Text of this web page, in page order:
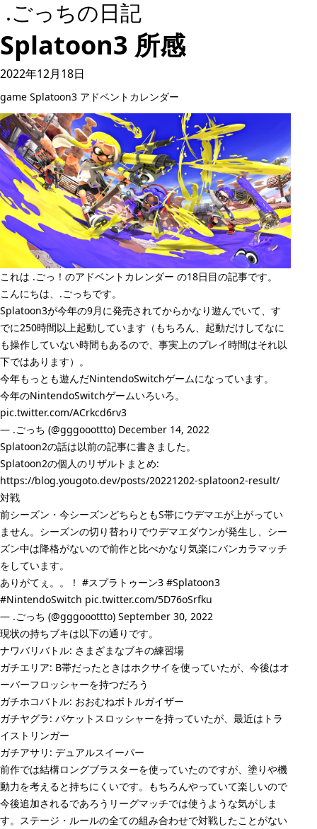
.ごっちの日記
Splatoon3 所感
2022年12月18日
game Splatoon3 アドベントカレンダー
これは .ごっ！のアドベントカレンダー の18日目の記事です。
こんにちは、.ごっちです。
Splatoon3が今年の9月に発売されてからかなり遊んでいて、す
でに250時間以上起動しています（もちろん、起動だけしてなに
も操作していない時間もあるので、事実上のプレイ時間はそれ以
下ではあります）。
今年もっとも遊んだNintendoSwitchゲームになっています。
今年のNintendoSwitchゲームいろいろ。
pic.twitter.com/ACrkcd6rv3
— .ごっち (@gggooottto) December 14, 2022
Splatoon2の話は以前の記事に書きました。
Splatoon2の個人のリザルトまとめ:
https://blog.yougoto.dev/posts/20221202-splatoon2-result/
対戦
前シーズン・今シーズンどちらともS帯にウデマエが上がってい
ません。シーズンの切り替わりでウデマエダウンが発生し、シー
ズン中は降格がないので前作と比べかなり気楽にバンカラマッチ
をしています。
ありがてぇ。。！ #スプラトゥーン3 #Splatoon3
#NintendoSwitch pic.twitter.com/5D76oSrfku
— .ごっち (@gggooottto) September 30, 2022
現状の持ちブキは以下の通りです。
ナワバリバトル: さまざまなブキの練習場
ガチエリア: B帯だったときはホクサイを使っていたが、今後はオ
ーバーフロッシャーを持つだろう
ガチホコバトル: おおむねボトルガイザー
ガチヤグラ: バケットスロッシャーを持っていたが、最近はトラ
イストリンガー
ガチアサリ: デュアルスイーパー
前作では結構ロングブラスターを使っていたのですが、塗りや機
動力を考えると持ちにくいです。もちろんやっていて楽しいので
今後追加されるであろうリーグマッチでは使うような気がしま
す。ステージ・ルールの全ての組み合わせで対戦したことがない